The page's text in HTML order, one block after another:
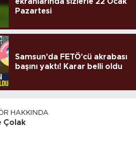
Pazartesi
Samsun'da FETÖ'cü akrabası
başını yaktı! Karar belli oldu
HAKKINDA
Çolak